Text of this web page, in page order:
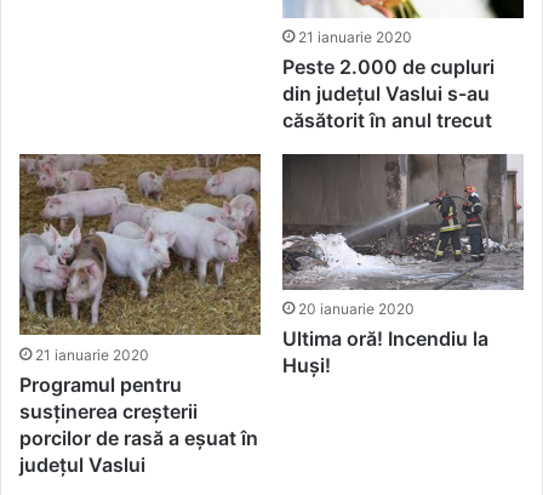
21 ianuarie 2020
Peste 2.000 de cupluri
din județul Vaslui s-au
căsătorit în anul trecut
21 ianuarie 2020
Programul pentru
susținerea creșterii
porcilor de rasă a eșuat în
județul Vaslui
20 ianuarie 2020
Ultima oră! Incendiu la
Huși!